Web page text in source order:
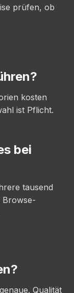
prüfen, ob
kosten
ist Pflicht.
bei
tausend
Browse-
Qualität